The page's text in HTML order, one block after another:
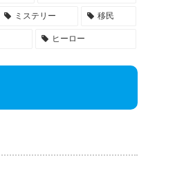
ミステリー 移民
ヒーロー